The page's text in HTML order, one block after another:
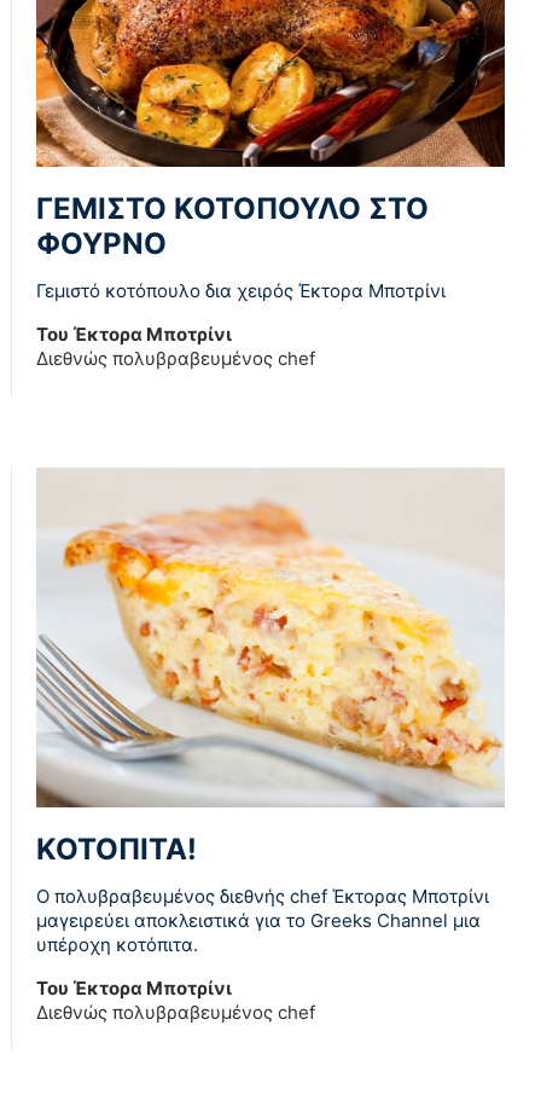
ΓΕΜΙΣΤΟ ΚΟΤΟΠΟΥΛΟ ΣΤΟ
ΦΟΥΡΝΟ
Γεμιστό κοτόπουλο δια χειρός Έκτορα Μποτρίνι
Του Έκτορα Μποτρίνι
Διεθνώς πολυβραβευμένος chef
ΚΟΤΟΠΙΤΑ!
Ο πολυβραβευμένος διεθνής chef Έκτορας Μποτρίνι
μαγειρεύει αποκλειστικά για το Greeks Channel μια
υπέροχη κοτόπιτα.
Του Έκτορα Μποτρίνι
Διεθνώς πολυβραβευμένος chef